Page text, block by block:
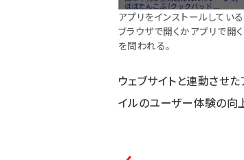
アプリをインストールしてい
ブラウザで開くかアプリで開
を問われる。
ウェブサイトと連動させ
イルのユーザー体験の向